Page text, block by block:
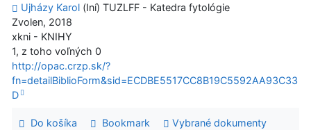
Ujházy Karol (Iní) TUZLFF - Katedra fytológie
Zvolen, 2018
xkni - KNIHY
1, z toho voľných 0
http://opac.crzp.sk/?
fn=detailBiblioForm&sid=ECDBE5517CC8B19C5592AA93C33
D
Do košíka Bookmark Vybrané dokumenty